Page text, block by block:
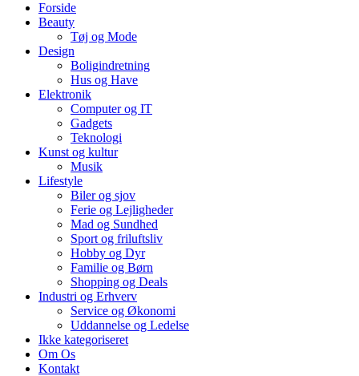
Forside
Beauty
Tøj og Mode
Design
Boligindretning
Hus og Have
Elektronik
Computer og IT
Gadgets
Teknologi
Kunst og kultur
Musik
Lifestyle
Biler og sjov
Ferie og Lejligheder
Mad og Sundhed
Sport og friluftsliv
Hobby og Dyr
Familie og Børn
Shopping og Deals
Industri og Erhverv
Service og Økonomi
Uddannelse og Ledelse
Ikke kategoriseret
Om Os
Kontakt